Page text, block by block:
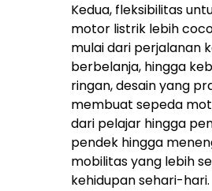
Kedua, fleksibilitas
motor listrik lebih
mulai dari perjalanan
berbelanja, hingga
ringan, desain yang
membuat sepeda
dari pelajar hingga
pendek hingga
mobilitas yang lebih
kehidupan sehari-hari.